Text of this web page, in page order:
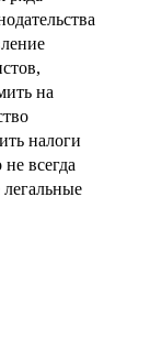
на
налоги
всегда